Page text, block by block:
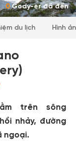
0Gody-er đã đến
du lịch Hình
trên sông
nhảy, đường
ngoại.